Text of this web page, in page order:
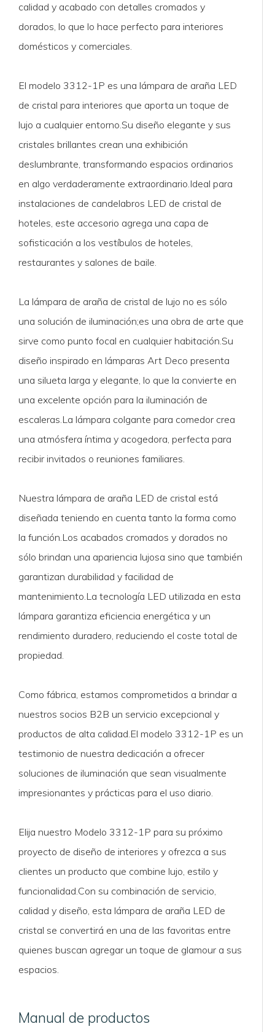
calidad y acabado con detalles cromados y
dorados, lo que lo hace perfecto para interiores
domésticos y comerciales.
El modelo 3312-1P es una lámpara de araña LED
de cristal para interiores que aporta un toque de
lujo a cualquier entorno.Su diseño elegante y sus
cristales brillantes crean una exhibición
deslumbrante, transformando espacios ordinarios
en algo verdaderamente extraordinario.Ideal para
instalaciones de candelabros LED de cristal de
hoteles, este accesorio agrega una capa de
sofisticación a los vestíbulos de hoteles,
restaurantes y salones de baile.
La lámpara de araña de cristal de lujo no es sólo
una solución de iluminación;es una obra de arte que
sirve como punto focal en cualquier habitación.Su
diseño inspirado en lámparas Art Deco presenta
una silueta larga y elegante, lo que la convierte en
una excelente opción para la iluminación de
escaleras.La lámpara colgante para comedor crea
una atmósfera íntima y acogedora, perfecta para
recibir invitados o reuniones familiares.
Nuestra lámpara de araña LED de cristal está
diseñada teniendo en cuenta tanto la forma como
la función.Los acabados cromados y dorados no
sólo brindan una apariencia lujosa sino que también
garantizan durabilidad y facilidad de
mantenimiento.La tecnología LED utilizada en esta
lámpara garantiza eficiencia energética y un
rendimiento duradero, reduciendo el coste total de
propiedad.
Como fábrica, estamos comprometidos a brindar a
nuestros socios B2B un servicio excepcional y
productos de alta calidad.El modelo 3312-1P es un
testimonio de nuestra dedicación a ofrecer
soluciones de iluminación que sean visualmente
impresionantes y prácticas para el uso diario.
Elija nuestro Modelo 3312-1P para su próximo
proyecto de diseño de interiores y ofrezca a sus
clientes un producto que combine lujo, estilo y
funcionalidad.Con su combinación de servicio,
calidad y diseño, esta lámpara de araña LED de
cristal se convertirá en una de las favoritas entre
quienes buscan agregar un toque de glamour a sus
espacios.
Manual de productos